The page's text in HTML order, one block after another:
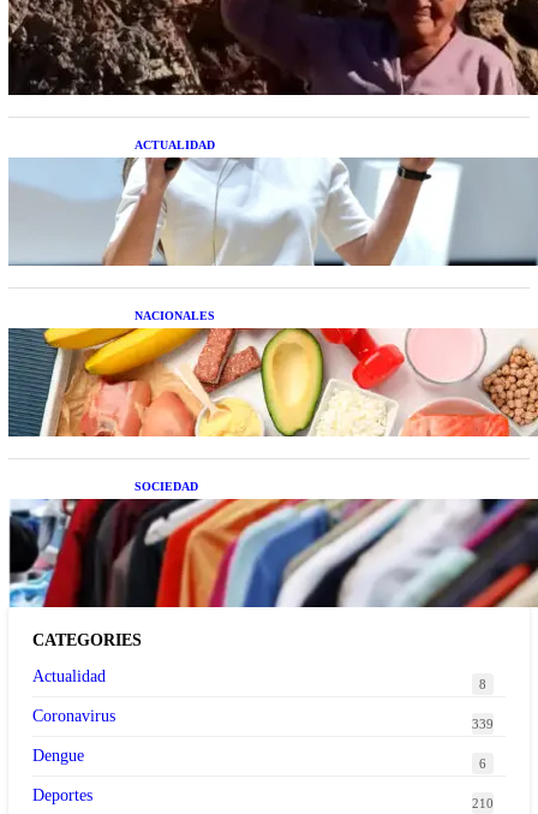
extraterrestre cuerpo a cuerpo
ACTUALIDAD
La startup creada por una salteña que busca
resolver el estrés financiero en Latinoamérica
NACIONALES
Nutrición inteligente: Cinco superalimentos de
temporada que deberías sumar a tu dieta este mes
SOCIEDAD
Las grandes marcas globales se suman a la
tendencia de la ropa de segunda mano premium
CATEGORIES
Actualidad
8
Coronavirus 339
Dengue 6
Deportes 210